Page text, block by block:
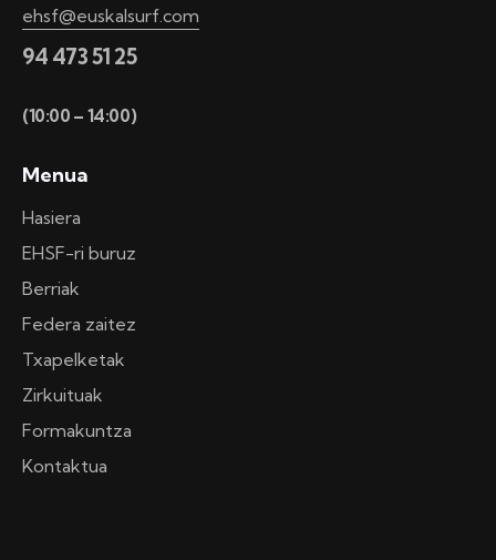
ehsf@euskalsurf.com
94 473 51 25
(10:00 – 14:00)
Menua
Hasiera
EHSF-ri buruz
Berriak
Federa zaitez
Txapelketak
Zirkuituak
Formakuntza
Kontaktua